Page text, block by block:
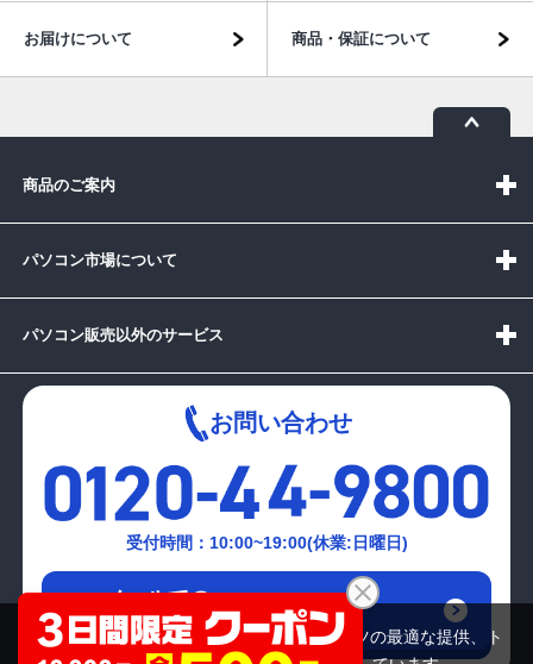
お届けについて 商品・保証について
商品のご案内
パソコン市場について
パソコン販売以外のサービス
お問い合わせ
受付時間：10:00~19:00(休業:日曜日)
メールでの
お問い合わせはこちら
当サイトでは利用体験の向上およびコンテンツの最適な提供、ト